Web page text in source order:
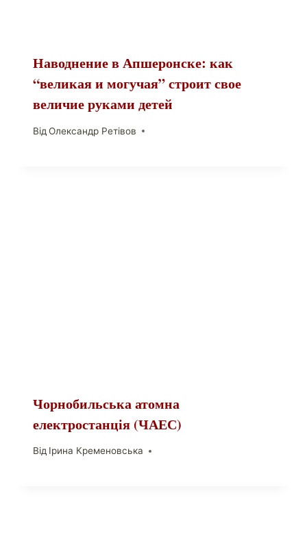
Наводнение в Апшеронске: как
“великая и могучая” строит свое
величие руками детей
Від Олександр Ретівов
Чорнобильська атомна
електростанція (ЧАЕС)
Від Ірина Кременовська